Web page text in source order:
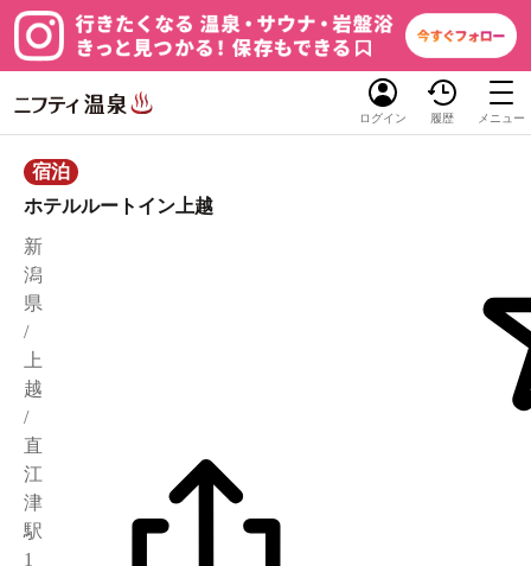
ログイン 履歴 メニュー
宿泊
ホテルルートイン上越
新
潟
県
/
上
越
/
直
江
津
駅
1